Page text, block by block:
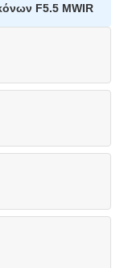
F5.5 MWIR